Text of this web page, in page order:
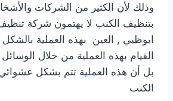
وذلك لأن الكثير من الشركات
بتنظيف الكنب لا يهتمون شركة
ابوظبي , العين بهذه العملية بالشكل
القيام بهذه العملية من خلال الوسائل
بل أن هذه العملية تتم بشكل
الكنب